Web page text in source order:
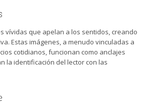
vívidas que apelan a los sentidos, creando
Estas imágenes, a menudo vinculadas a
cotidianos, funcionan como anclajes
la identificación del lector con las